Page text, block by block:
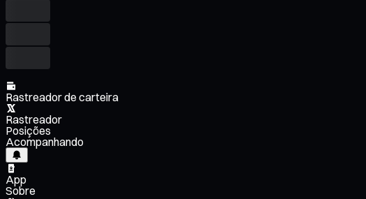
Rastreador de carteira
Rastreador
Posições
Acompanhando
App
Sobre